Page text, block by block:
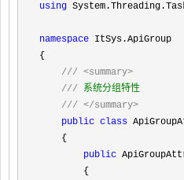
using
namespace ItSys.ApiGroup
{
/// <summary>
/// 系统分组特性
/// </summary>
public class
    {
public
        {